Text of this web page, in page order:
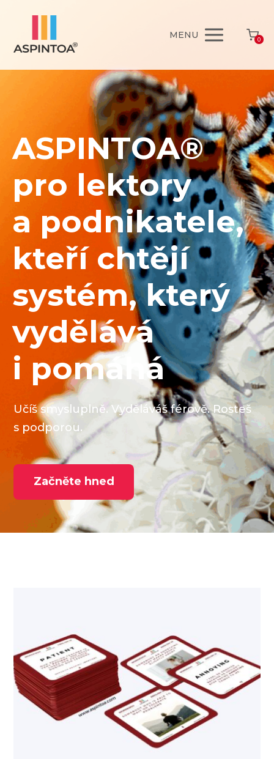
MENU 0
ASPINTOA®
pro lektory
a podnikatele,
kteří chtějí
systém, který
vydělává
i pomáhá
Učíš smysluplně. Vyděláváš férově. Rosteš
s podporou.
Začněte hned